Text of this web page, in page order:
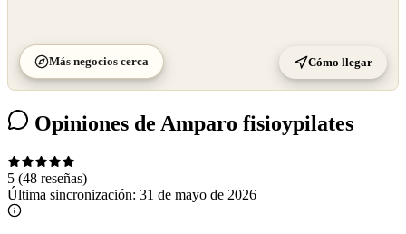
Más negocios cerca Cómo llegar
Opiniones de Amparo fisioypilates
5 (48 reseñas)
Última sincronización: 31 de mayo de 2026